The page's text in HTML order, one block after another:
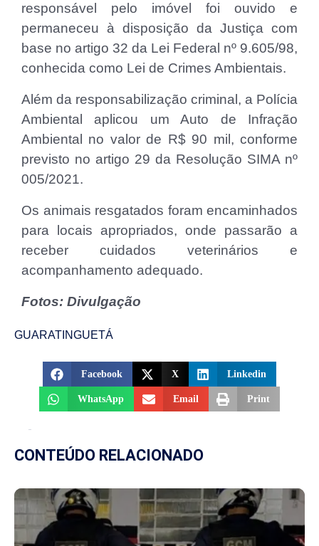
responsável pelo imóvel foi ouvido e
permaneceu à disposição da Justiça com
base no artigo 32 da Lei Federal nº 9.605/98,
conhecida como Lei de Crimes Ambientais.
Além da responsabilização criminal, a Polícia
Ambiental aplicou um Auto de Infração
Ambiental no valor de R$ 90 mil, conforme
previsto no artigo 29 da Resolução SIMA nº
005/2021.
Os animais resgatados foram encaminhados
para locais apropriados, onde passarão a
receber cuidados veterinários e
acompanhamento adequado.
Fotos: Divulgação
GUARATINGUETÁ
Facebook X Linkedin
WhatsApp Email Print
CONTEÚDO RELACIONADO